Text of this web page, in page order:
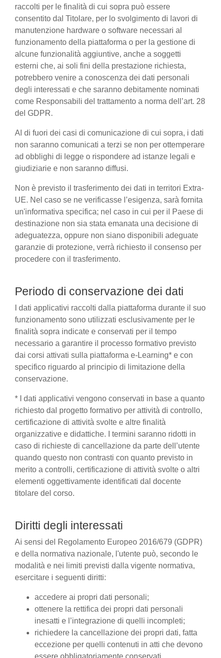
raccolti per le finalità di cui sopra può essere
consentito dal Titolare, per lo svolgimento di lavori di
manutenzione hardware o software necessari al
funzionamento della piattaforma o per la gestione di
alcune funzionalità aggiuntive, anche a soggetti
esterni che, ai soli fini della prestazione richiesta,
potrebbero venire a conoscenza dei dati personali
degli interessati e che saranno debitamente nominati
come Responsabili del trattamento a norma dell’art. 28
del GDPR.
Al di fuori dei casi di comunicazione di cui sopra, i dati
non saranno comunicati a terzi se non per ottemperare
ad obblighi di legge o rispondere ad istanze legali e
giudiziarie e non saranno diffusi.
Non è previsto il trasferimento dei dati in territori Extra-
UE. Nel caso se ne verificasse l’esigenza, sarà fornita
un'informativa specifica; nel caso in cui per il Paese di
destinazione non sia stata emanata una decisione di
adeguatezza, oppure non siano disponibili adeguate
garanzie di protezione, verrà richiesto il consenso per
procedere con il trasferimento.
Periodo di conservazione dei dati
I dati applicativi raccolti dalla piattaforma durante il suo
funzionamento sono utilizzati esclusivamente per le
finalità sopra indicate e conservati per il tempo
necessario a garantire il processo formativo previsto
dai corsi attivati sulla piattaforma e-Learning* e con
specifico riguardo al principio di limitazione della
conservazione.
* I dati applicativi vengono conservati in base a quanto
richiesto dal progetto formativo per attività di controllo,
certificazione di attività svolte e altre finalità
organizzative e didattiche. I termini saranno ridotti in
caso di richieste di cancellazione da parte dell’utente
quando questo non contrasti con quanto previsto in
merito a controlli, certificazione di attività svolte o altri
elementi oggettivamente identificati dal docente
titolare del corso.
Diritti degli interessati
Ai sensi del Regolamento Europeo 2016/679 (GDPR)
e della normativa nazionale, l'utente può, secondo le
modalità e nei limiti previsti dalla vigente normativa,
esercitare i seguenti diritti:
accedere ai propri dati personali;
ottenere la rettifica dei propri dati personali
inesatti e l’integrazione di quelli incompleti;
richiedere la cancellazione dei propri dati, fatta
eccezione per quelli contenuti in atti che devono
essere obbligatoriamente conservati